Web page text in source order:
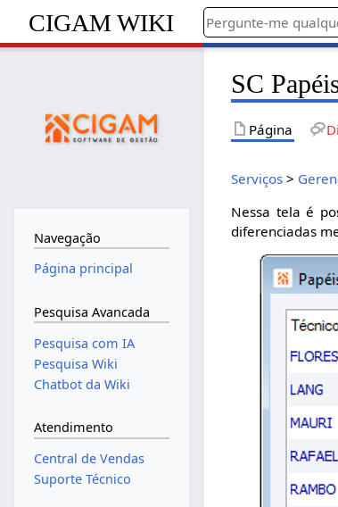
CIGAM WIKI
SC
Página
Serviços >
Nessa tela é
diferenciadas
Navegação
Página principal
Pesquisa Avancada
Pesquisa com IA
Pesquisa Wiki
Chatbot da Wiki
Atendimento
Central de Vendas
Suporte Técnico